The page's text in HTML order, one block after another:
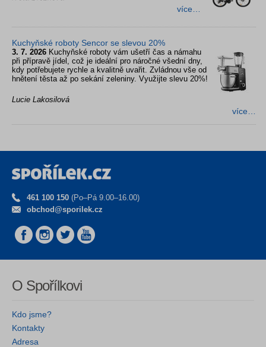
více…
Kuchyňské roboty Sencor se slevou 20%
3. 7. 2026 Kuchyňské roboty vám ušetří čas a námahu
při přípravě jídel, což je ideální pro náročné všední dny,
kdy potřebujete rychle a kvalitně uvařit. Zvládnou vše od
hnětení těsta až po sekání zeleniny. Využijte slevu 20%!
Lucie Lakosilová
více…
461 100 150 (Po–Pá 9.00–16.00)
obchod@sporilek.cz
O Spořílkovi
Kdo jsme?
Kontakty
Adresa